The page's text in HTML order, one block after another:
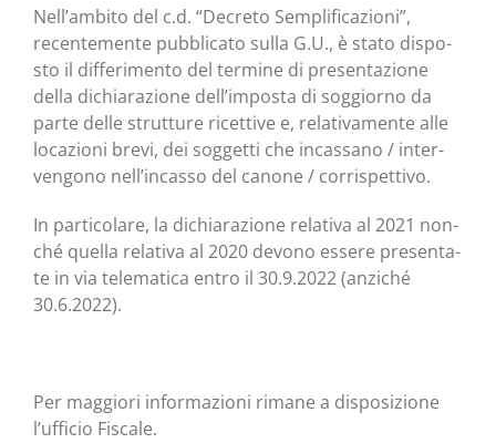
Nel­l’am­bi­to del c.d. “Decre­to Sem­pli­fi­ca­zio­ni”,
recen­te­men­te pub­bli­ca­to sul­la G.U., è sta­to dispo­
sto il dif­fe­ri­men­to del ter­mi­ne di pre­sen­ta­zio­ne
del­la dichia­ra­zio­ne del­l’im­po­sta di sog­gior­no da
par­te del­le strut­tu­re ricet­ti­ve e, rela­ti­va­men­te alle
loca­zio­ni bre­vi, dei sog­get­ti che incas­sa­no / inter­
ven­go­no nel­l’in­cas­so del cano­ne / corrispettivo.
In par­ti­co­la­re, la dichia­ra­zio­ne rela­ti­va al 2021 non­
ché quel­la rela­ti­va al 2020 devo­no esse­re pre­sen­ta­
te in via tele­ma­ti­ca entro il 30.9.2022 (anzi­ché
30.6.2022).
Per mag­gio­ri infor­ma­zio­ni rima­ne a dispo­si­zio­ne
l’ufficio Fiscale.